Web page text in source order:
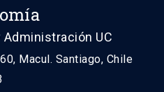
Administración UC
Macul. Santiago, Chile